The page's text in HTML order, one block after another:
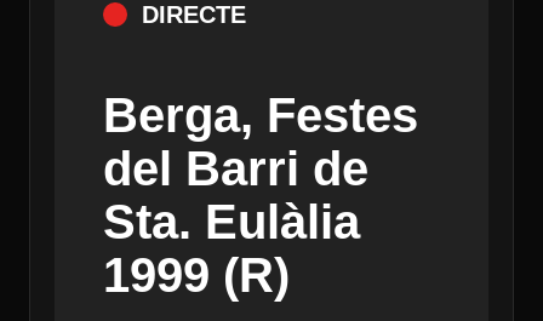
DIRECTE
Berga, Festes
del Barri de
Sta. Eulàlia
1999 (R)